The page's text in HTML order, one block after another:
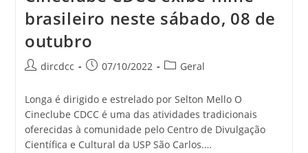
brasileiro neste sábado, 08 de
outubro
dircdcc 07/10/2022 Geral
Longa é dirigido e estrelado por Selton Mello O
Cineclube CDCC é uma das atividades tradicionais
oferecidas à comunidade pelo Centro de Divulgação
Científica e Cultural da USP São Carlos.…